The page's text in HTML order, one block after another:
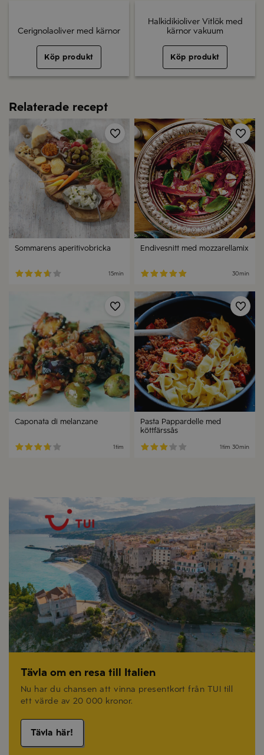
Cerignolaoliver med kärnor
Köp produkt
Halkidikioliver Vitlök med
kärnor vakuum
Köp produkt
Relaterade recept
Spara
Sommarens aperitivobricka
15min
Endivesnitt med mozzarellamix
30min
Spara
Caponata di melanzane
1tim
Pasta Pappardelle med
köttfärssås
1tim 30min
Tävla om en resa till Italien
Nu har du chansen att vinna presentkort från TUI till
ett värde av 20 000 kronor.
Tävla här!